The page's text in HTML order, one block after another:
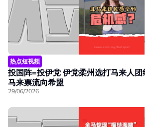
热点短视频
投国阵=投伊党 伊党柔州选打马来人
马来票流向希盟
29/06/2026